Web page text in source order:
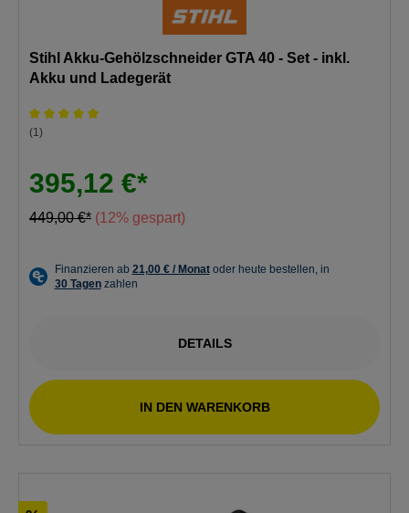
Stihl Akku-Gehölzschneider GTA 40 - Set - inkl.
Akku und Ladegerät
Durchschnittliche Bewertung von 5 von 5 Sternen
(1)
395,12 €*
449,00 €* (12% gespart)
DETAILS
IN DEN WARENKORB